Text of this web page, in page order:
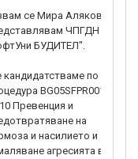
се Мира Алякова и
ЧПГДН
БУДИТЕЛ".
по
BG05SFPR001-
Превенция и
на
и насилието и
агресията в